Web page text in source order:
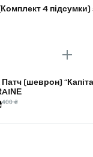
4
Патч (шеврон)
400 ₴